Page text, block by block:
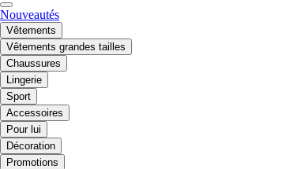
Nouveautés
Vêtements
Vêtements grandes tailles
Chaussures
Lingerie
Sport
Accessoires
Pour lui
Décoration
Promotions